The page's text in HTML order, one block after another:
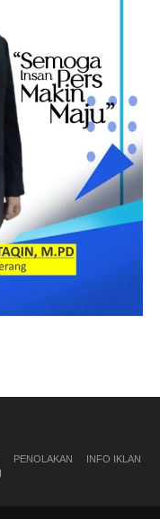
PENOLAKAN
INFO IKLAN